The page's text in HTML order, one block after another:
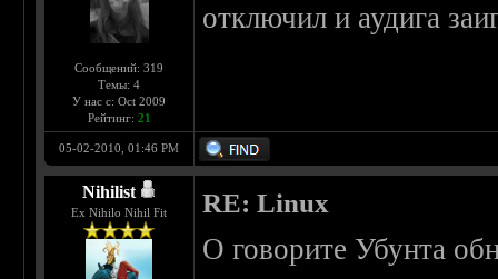
Сообщений: 319
Темы: 4
У нас с: Oct 2009
Рейтинг: 21
отключил и аудига
05-02-2010, 01:46 PM
Nihilist
Ex Nihilo Nihil Fit RE: Linux
О говорите Убунта